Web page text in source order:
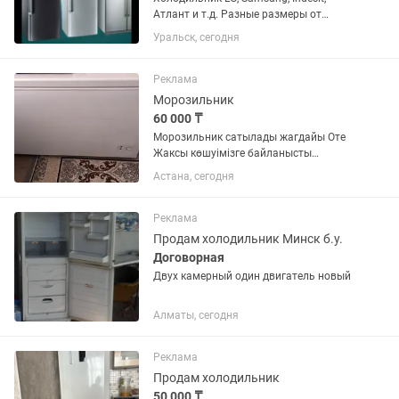
Атлант и т.д. Разные размеры от
маленького данного до большого двух
метрового. Всё холодильники
обслужены. Резинки целые, дверцы
хорошо...
Уральск, сегодня
Реклама
Морозильник
60 000 ₸
Морозильник сатылады жагдайы Оте
Жаксы көшуімізге байланысты
размери улкен болгандыктан сатуга
койып отырмын. Озимиз пайдаланып
285 КХ
Астана, сегодня
Реклама
Продам холодильник Минск б.у.
Договорная
Двух камерный один двигатель новый
Алматы, сегодня
Реклама
Продам холодильник